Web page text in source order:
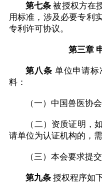
第七条 被授权方在
用标准，涉及必要专利
专利许可协议。
第三章
第八条 单位申请标
料：
（一）中国兽医协
（二）资质证明，
请单位为认证机构的，
（三）本会要求提
第九条 授权程序如